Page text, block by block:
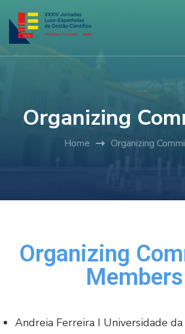
Organizing
Home Organizing
Organizing
Members
Andreia Ferreira I Universidade